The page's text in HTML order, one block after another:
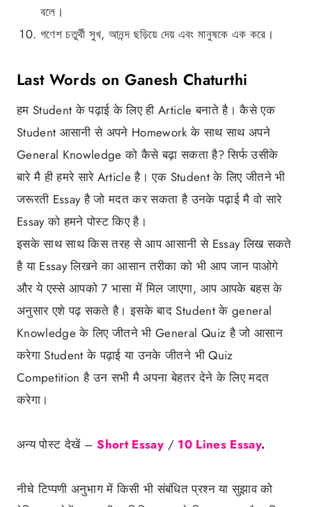
বলে।
গণেশ চতুর্থী সুখ, আনন্দ ছড়িয়ে দেয় এবং মানুষকে এক করে।
Last Words on Ganesh Chaturthi
हम Student के पढ़ाई के लिए ही Article बनाते है। कैसे एक
Student आसानी से अपने Homework के साथ साथ अपने
General Knowledge को कैसे बढ़ा सकता है? सिर्फ उसीके
बारे मै ही हमरे सारे Article है। एक Student के लिए जीतने भी
जरूरती Essay है जो मदत कर सकता है उनके पढ़ाई मै वो सारे
Essay को हमने पोस्ट किए है।
इसके साथ साथ किस तरह से आप आसानी से Essay लिख सकते
है या Essay लिखने का आसान तरीका को भी आप जान पाओगे
और ये एस्से आपको 7 भासा में मिल जाएगा, आप आपके बहस के
अनुसार एशे पढ़ सकते है। इसके बाद Student के general
Knowledge के लिए जीतने भी General Quiz है जो आसान
करेगा Student के पढ़ाई या उनके जीतने भी Quiz
Competition है उन सभी मै अपना बेहतर देने के लिए मदत
करेगा।
अन्य पोस्ट देखें –Short Essay / 10 Lines Essay.
नीचे टिप्पणी अनुभाग में किसी भी संबंधित प्रश्न या सुझाव को